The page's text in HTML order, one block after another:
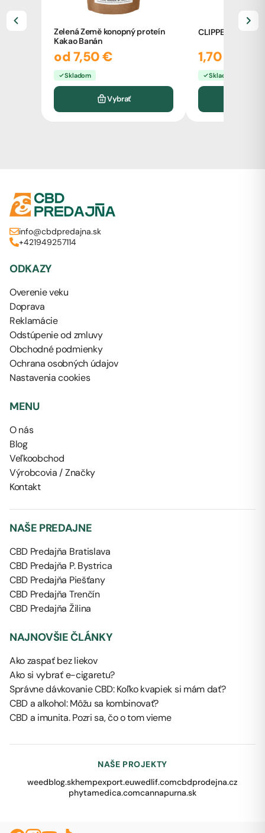
Zelená Země konopný proteín
Kakao Banán
od 7,50 €
Skladom
Vybrať
CLIPPER
1,70 €
Skladom
info@cbdpredajna.sk
+421949257114
ODKAZY
Overenie veku
Doprava
Reklamácie
Odstúpenie od zmluvy
Obchodné podmienky
Ochrana osobných údajov
Nastavenia cookies
MENU
O nás
Blog
Veľkoobchod
Výrobcovia / Značky
Kontakt
NAŠE PREDAJNE
CBD Predajňa Bratislava
CBD Predajňa P. Bystrica
CBD Predajňa Piešťany
CBD Predajňa Trenčín
CBD Predajňa Žilina
NAJNOVŠIE ČLÁNKY
Ako zaspať bez liekov
Ako si vybrať e-cigaretu?
Správne dávkovanie CBD: Koľko kvapiek si mám dať?
CBD a alkohol: Môžu sa kombinovať?
CBD a imunita. Pozri sa, čo o tom vieme
NAŠE PROJEKTY
weedblog.skhempexport.euwedlif.comcbdprodejna.cz
phytamedica.comcannapurna.sk